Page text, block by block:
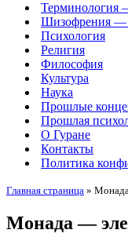
Терминология
Шизофрения —
Психология
Религия
Философия
Культура
Наука
Прошлые
Прошлая
О Гуране
Контакты
Политика
Главная страница »
Монада —